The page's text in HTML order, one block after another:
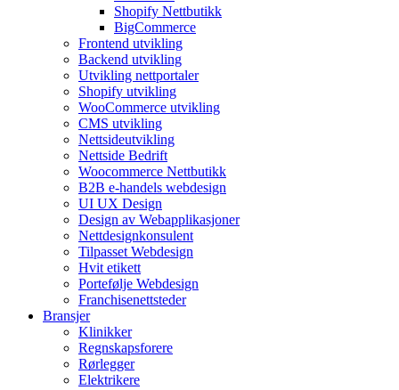
Shopify Nettbutikk
BigCommerce
Frontend utvikling
Backend utvikling
Utvikling nettportaler
Shopify utvikling
WooCommerce utvikling
CMS utvikling
Nettsideutvikling
Nettside Bedrift
Woocommerce Nettbutikk
B2B e-handels webdesign
UI UX Design
Design av Webapplikasjoner
Nettdesignkonsulent
Tilpasset Webdesign
Hvit etikett
Portefølje Webdesign
Franchisenettsteder
Bransjer
Klinikker
Regnskapsforere
Rørlegger
Elektrikere